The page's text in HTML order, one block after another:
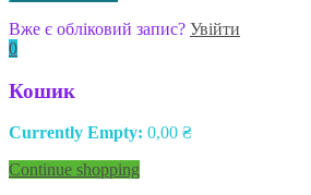
Вже є обліковий запис? Увійти
0
Кошик
Currently Empty: 0,00 ₴
Continue shopping